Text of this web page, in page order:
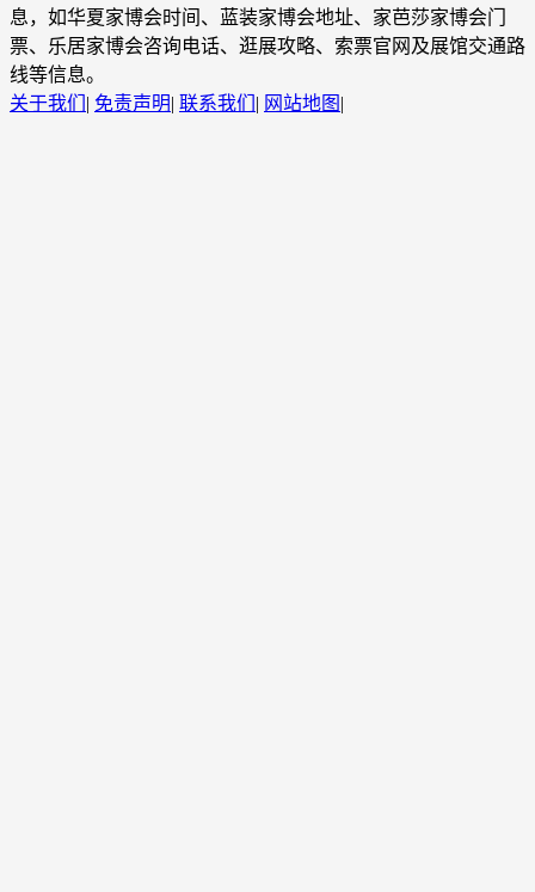
息，如华夏家博会时间、蓝装家博会地址、家芭莎家博会门
票、乐居家博会咨询电话、逛展攻略、索票官网及展馆交通路
线等信息。
关于我们 | 免责声明| 联系我们 | 网站地图 |